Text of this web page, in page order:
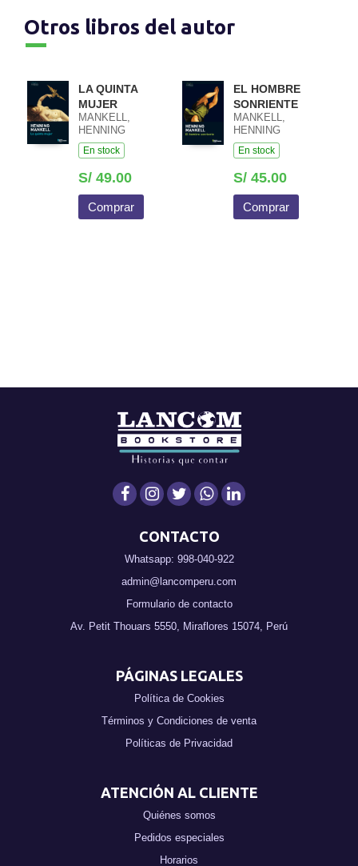
Otros libros del autor
LA QUINTA
MUJER
MANKELL,
HENNING
En stock
S/ 49.00
Comprar
EL HOMBRE
SONRIENTE
MANKELL,
HENNING
En stock
S/ 45.00
Comprar
CONTACTO
Whatsapp: 998-040-922
admin@lancomperu.com
Formulario de contacto
Av. Petit Thouars 5550, Miraflores 15074, Perú
PÁGINAS LEGALES
Política de Cookies
Términos y Condiciones de venta
Políticas de Privacidad
ATENCIÓN AL CLIENTE
Quiénes somos
Pedidos especiales
Horarios